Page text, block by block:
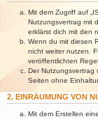
Mit dem Zugriff auf
Nutzungsvertrag mit
erklärst dich mit den
Wenn du mit diesen
nicht weiter nutzen.
veröffentlichten
Der Nutzungsvertrag
Seiten ohne
2. EINRÄUMUNG VON
Mit dem Erstellen